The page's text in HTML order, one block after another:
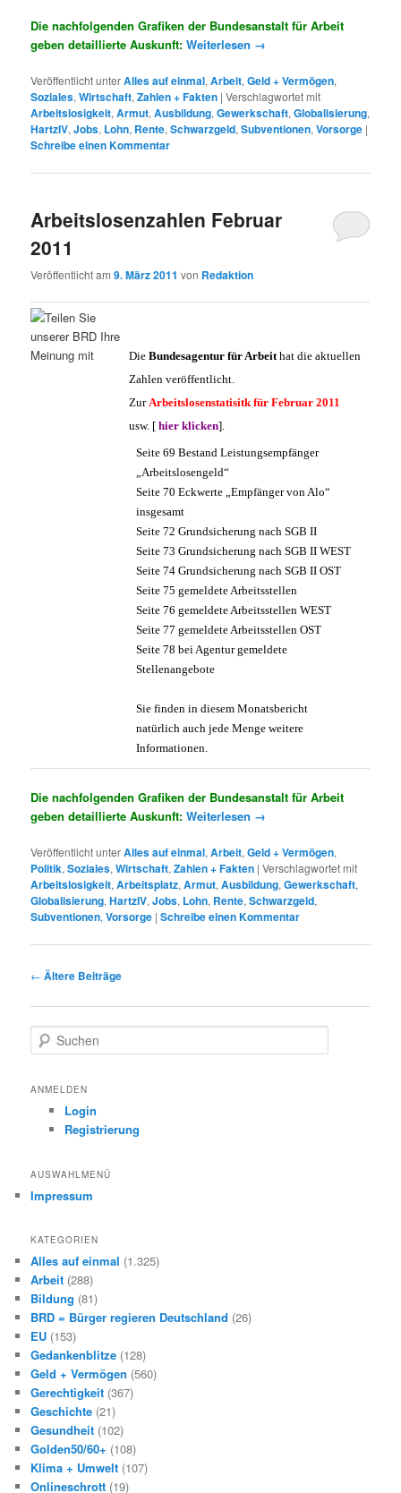
Die nachfolgenden Grafiken der Bundesanstalt für Arbeit
geben detaillierte Auskunft:Weiterlesen →
Veröffentlicht unterAlles auf einmal,Arbeit,Geld + Vermögen,
Soziales,Wirtschaft,Zahlen + Fakten |Verschlagwortet mit
Arbeitslosigkeit,Armut,Ausbildung,Gewerkschaft,Globalisierung,
HartzIV,Jobs, Lohn, Rente,Schwarzgeld,Subventionen,Vorsorge |
Schreibe einen Kommentar
Arbeitslosenzahlen Februar
2011
Veröffentlicht am9. März 2011 von Redaktion
DieBundesagentur für Arbeithat die aktuellen
Zahlen veröffentlicht.
ZurArbeitslosenstatisitk für Februar 2011
usw. [hier klicken].
Seite 69 Bestand Leistungsempfänger
„Arbeitslosengeld“
Seite 70 Eckwerte „Empfänger von Alo“
insgesamt
Seite 72 Grundsicherung nach SGB II
Seite 73 Grundsicherung nach SGB II WEST
Seite 74 Grundsicherung nach SGB II OST
Seite 75 gemeldete Arbeitsstellen
Seite 76 gemeldete Arbeitsstellen WEST
Seite 77 gemeldete Arbeitsstellen OST
Seite 78 bei Agentur gemeldete
Stellenangebote
Sie finden in diesem Monatsbericht
natürlich auch jede Menge weitere
Informationen.
Die nachfolgenden Grafiken der Bundesanstalt für Arbeit
geben detaillierte Auskunft:Weiterlesen →
Veröffentlicht unterAlles auf einmal,Arbeit,Geld + Vermögen,
Politik,Soziales,Wirtschaft,Zahlen + Fakten |Verschlagwortet mit
Arbeitslosigkeit,Arbeitsplatz,Armut,Ausbildung,Gewerkschaft,
Globalisierung,HartzIV,Jobs, Lohn, Rente,Schwarzgeld,
Subventionen,Vorsorge |Schreibe einen Kommentar
Beitragsnavigation
← Ältere Beiträge
u
h
ANMELDEN
Login
Registrierung
AUSWAHLMENÜ
Impressum
KATEGORIEN
Alles auf einmal (1.325)
Arbeit (288)
Bildung (81)
BRD = Bürger regieren Deutschland (26)
EU (153)
Gedankenblitze (128)
Geld + Vermögen (560)
Gerechtigkeit (367)
Geschichte (21)
Gesundheit (102)
Golden50/60+ (108)
Klima + Umwelt (107)
Onlineschrott (19)